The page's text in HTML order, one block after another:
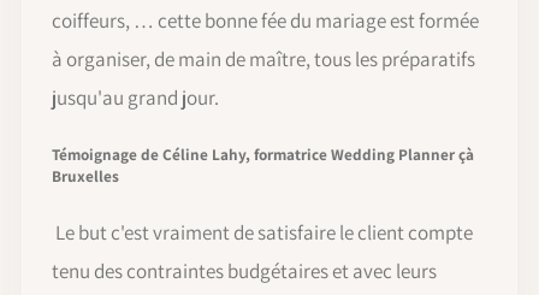
coiffeurs, … cette bonne fée du mariage est formée
à organiser, de main de maître, tous les préparatifs
jusqu'au grand jour.
Témoignage de Céline Lahy, formatrice Wedding Planner çà
Bruxelles
Le but c'est vraiment de satisfaire le client compte
tenu des contraintes budgétaires et avec leurs